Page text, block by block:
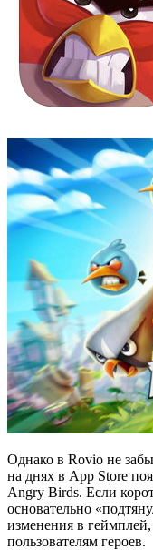
Однако в Rovio не
на днях в App Store
Angry Birds. Если
основательно
изменения в
пользователям героев.